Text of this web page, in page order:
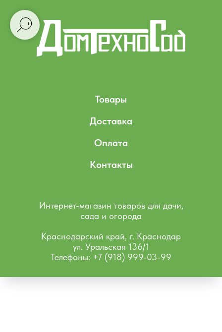
Товары
Доставка
Оплата
Контакты
Интернет-магазин товаров для дачи,
сада и огорода
Краснодарский край, г. Краснодар
ул. Уральская 136/1
Телефоны: +7 (918) 999-03-99